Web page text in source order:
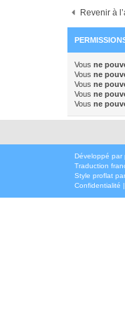
Revenir à
Vous ne
Vous ne
Vous ne
Vous ne
Vous ne
Développé par
Traduction
Style proflat
Confidentialité |